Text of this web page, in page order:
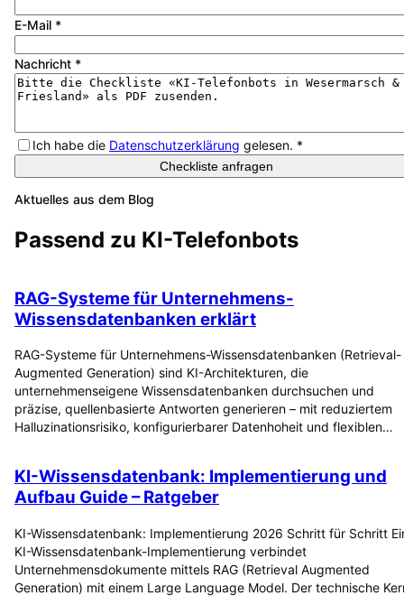
E-Mail *
Nachricht *
Ich habe die Datenschutzerklärung gelesen. *
Checkliste anfragen
Aktuelles aus dem Blog
Passend zu KI-Telefonbots
RAG-Systeme für Unternehmens-
Wissensdatenbanken erklärt
RAG-Systeme für Unternehmens-Wissensdatenbanken (Retrieval-
Augmented Generation) sind KI-Architekturen, die
unternehmenseigene Wissensdatenbanken durchsuchen und
präzise, quellenbasierte Antworten generieren – mit reduziertem
Halluzinationsrisiko, konfigurierbarer Datenhoheit und flexiblen…
KI-Wissensdatenbank: Implementierung und
Aufbau Guide – Ratgeber
KI-Wissensdatenbank: Implementierung 2026 Schritt für Schritt
KI-Wissensdatenbank-Implementierung verbindet
Unternehmensdokumente mittels RAG (Retrieval Augmented
Generation) mit einem Large Language Model. Der technische